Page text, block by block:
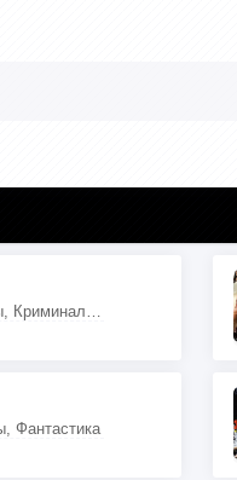
Комедии, Боевики, Триллеры, Криминальные
Фантастика